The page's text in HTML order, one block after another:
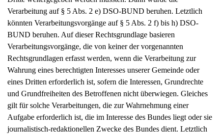
Verarbeitung auf § 5 Abs. 2 e) DSO-BUND beruhen. Letztlich
könnten Verarbeitungsvorgänge auf § 5 Abs. 2 f) bis h) DSO-
BUND beruhen. Auf dieser Rechtsgrundlage basieren
Verarbeitungsvorgänge, die von keiner der vorgenannten
Rechtsgrundlagen erfasst werden, wenn die Verarbeitung zur
Wahrung eines berechtigten Interesses unserer Gemeinde oder
eines Dritten erforderlich ist, sofern die Interessen, Grundrechte
und Grundfreiheiten des Betroffenen nicht überwiegen. Gleiches
gilt für solche Verarbeitungen, die zur Wahrnehmung einer
Aufgabe erforderlich ist, die im Interesse des Bundes liegt oder sie
journalistisch-redaktionellen Zwecke des Bundes dient. Letztlich